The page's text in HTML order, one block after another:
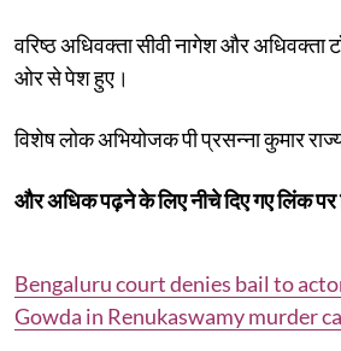
वरिष्ठ अधिवक्ता सीवी नागेश और अधिवक्ता
ओर से पेश हुए।
विशेष लोक अभियोजक पी प्रसन्ना कुमार
और अधिक पढ़ने के लिए नीचे दिए गए लिंक
Bengaluru court denies bail to
Gowda in Renukaswamy murder